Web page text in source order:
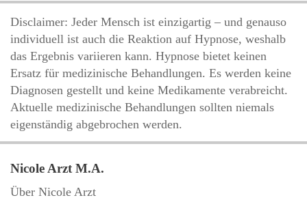
Disclaimer: Jeder Mensch ist einzigartig – und genauso
individuell ist auch die Reaktion auf Hypnose, weshalb
das Ergebnis variieren kann. Hypnose bietet keinen
Ersatz für medizinische Behandlungen. Es werden keine
Diagnosen gestellt und keine Medikamente verabreicht.
Aktuelle medizinische Behandlungen sollten niemals
eigenständig abgebrochen werden.
Nicole Arzt M.A.
Über Nicole Arzt